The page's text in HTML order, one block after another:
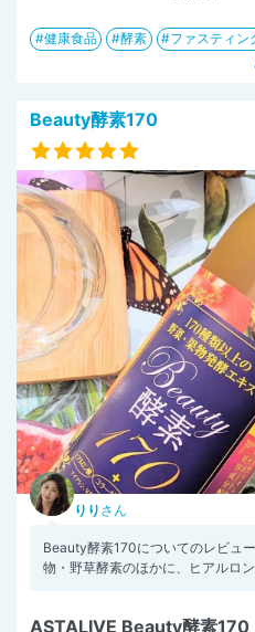
健康食品 酵素
ファスティン
Beauty酵素170
りり さん
Beauty酵素170についてのレビュ
物・野草酵素のほかに、ヒアルロ
ASTALIVE Beauty酵素170